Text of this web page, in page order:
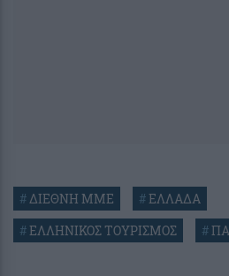
#ΔΙΕΘΝΗ ΜΜΕ #ΕΛΛΑΔΑ
#ΕΛΛΗΝΙΚΟΣ ΤΟΥΡΙΣΜΟΣ #